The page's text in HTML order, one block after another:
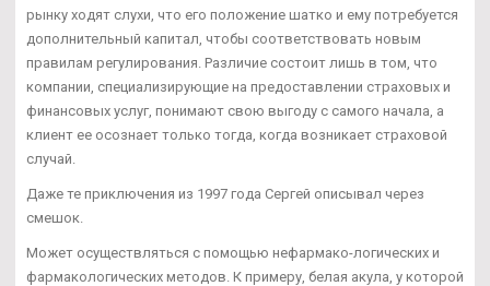
рынку ходят слухи, что его положение шатко и ему потребуется
дополнительный капитал, чтобы соответствовать новым
правилам регулирования. Различие состоит лишь в том, что
компании, специализирующие на предоставлении страховых и
финансовых услуг, понимают свою выгоду с самого начала, а
клиент ее осознает только тогда, когда возникает страховой
случай.
Даже те приключения из 1997 года Сергей описывал через
смешок.
Может осуществляться с помощью нефармако-логических и
фармакологических методов. К примеру, белая акула, у которой